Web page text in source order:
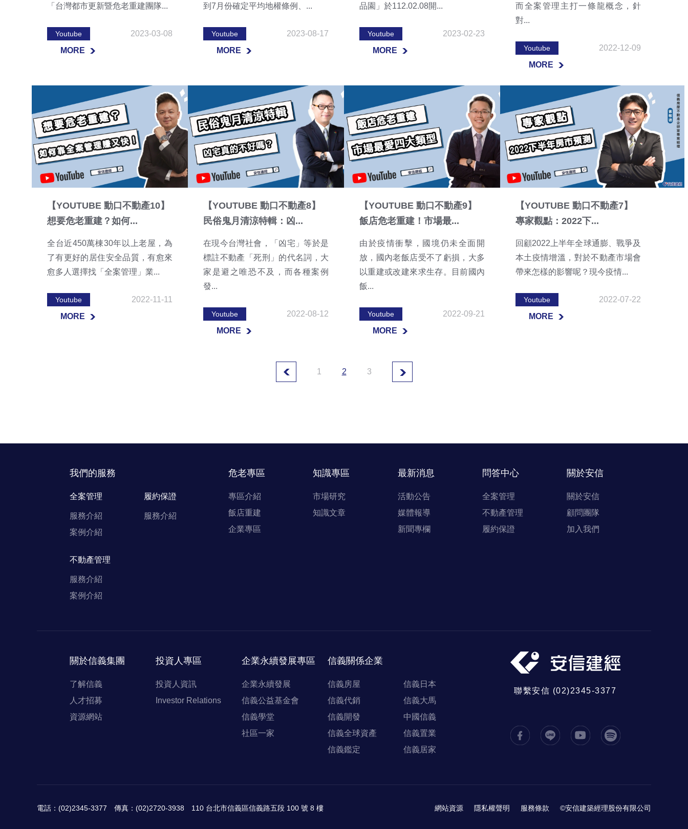
「台灣都市更新暨危老重建團隊...
Youtube
2023-03-08
MORE
到7月份確定平均地權條例、...
Youtube
2023-08-17
MORE
品園」於112.02.08開...
Youtube
2023-02-23
MORE
而全案管理主打一條龍概念，針
對...
Youtube
2022-12-09
MORE
MORE
【YOUTUBE 動口不動產10】
想要危老重建？如何...
全台近450萬棟30年以上老屋，為
了有更好的居住安全品質，有愈來
愈多人選擇找「全案管理」業...
Youtube
2022-11-11
MORE
【YOUTUBE 動口不動產8】
民俗鬼月清涼特輯：凶...
在現今台灣社會，「凶宅」等於是
標註不動產「死刑」的代名詞，大
家是避之唯恐不及，而各種案例
發...
Youtube
2022-08-12
MORE
【YOUTUBE 動口不動產9】
飯店危老重建！市場最...
由於疫情衝擊，國境仍未全面開
放，國內老飯店受不了虧損，大多
以重建或改建來求生存。目前國內
飯...
Youtube
2022-09-21
MORE
【YOUTUBE 動口不動產7】
專家觀點：2022下...
回顧2022上半年全球通膨、戰爭及
本土疫情增溫，對於不動產市場會
帶來怎樣的影響呢？現今疫情...
Youtube
2022-07-22
MORE
1 2 3
我們的服務
全案管理
服務介紹
案例介紹
不動產管理
服務介紹
案例介紹
履約保證
服務介紹
危老專區
專區介紹
飯店重建
企業專區
知識專區
市場研究
知識文章
最新消息
活動公告
媒體報導
新聞專欄
問答中心
全案管理
不動產管理
履約保證
關於安信
關於安信
顧問團隊
加入我們
關於信義集團
了解信義
人才招募
資源網站
投資人專區
投資人資訊
Investor Relations
企業永續發展專區
企業永續發展
信義公益基金會
信義學堂
社區一家
信義關係企業
信義房屋
信義代銷
信義開發
信義全球資產
信義鑑定
信義日本
信義大馬
中國信義
信義置業
信義居家
聯繫安信 (02)2345-3377
電話：(02)2345-3377 傳真：(02)2720-3938 110 台北市信義區信義路五段 100 號 8 樓 網站資源 隱私權聲明 服務條款 ©安信建築經理股份有限公司